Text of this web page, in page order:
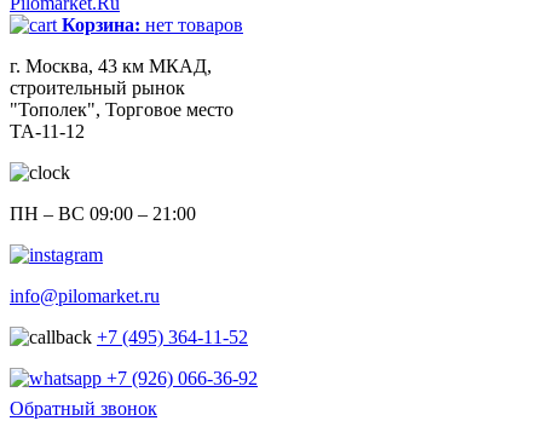
Корзина: нет товаров
г. Москва, 43 км МКАД,
строительный рынок
"Тополек", Торговое место
ТА-11-12
ПН – ВС 09:00 – 21:00
info@pilomarket.ru
+7 (495) 364-11-52
+7 (926) 066-36-92
Обратный звонок